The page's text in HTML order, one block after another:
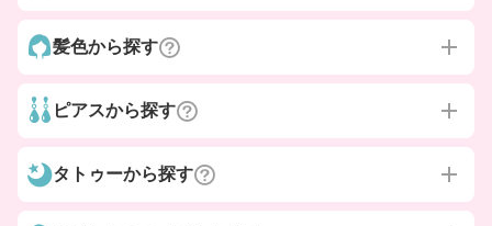
髪色から探す
ピアスから探す
タトゥーから探す